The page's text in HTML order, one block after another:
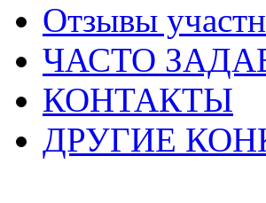
Отзывы
ЧАСТО
КОНТАКТЫ
ДРУГИЕ